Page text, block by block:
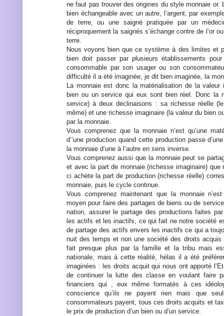
ne faut pas trouver des origines du style monnaie or.
bien échangeable avec un autre, l’argent, par
de terre, ou une saigné pratiquée par un
réciproquement la saignés s’échange contre de l’or
terre.
Nous voyons bien que ce système à des limites et
bien doit passer par plusieurs établissements
consommable par son usager ou son
difficulté il a été imaginée, je dit bien imaginée, la
La monnaie est donc la matérialisation de la valeur
bien ou un service qui eux sont bien réel. Donc la
service) à deux déclinaisons : sa richesse réelle
même) et une richesse imaginaire (la valeur du bien
par la monnaie.
Vous comprenez que la monnaie n’est qu’une
d’’une production quand cette production passe
la monnaie d’une à l’autre en sens inverse.
Vous comprenez aussi que la monnaie peut se
et avec la part de monnaie (richesse imaginaire) que
ci achète la part de production (richesse réelle)
monnaie, puis le cycle continue.
Vous comprenez maintenant que la monnaie
moyen pour faire des partages de biens ou de
nation, assurer le partage des productions faites
les actifs et les inactifs, ce qui fait ne notre société
de partage des actifs envers les inactifs ce qui a
nuit des temps et non une société des droits
fait presque plus par la famille et la tribu mais
nationale, mais à cette réalité, hélas il a été
imaginées : les droits acquit qui nous ont apporté
de continuer la lutte des classe en voulant faire
financiers qui , eux même formatés à ces
conscience qu’ils ne payent rien mais que
consommateurs payent, tous ces droits acquits et
le prix de production d’un bien ou d’un service.